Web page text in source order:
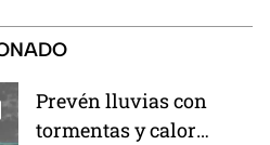
Prevén lluvias con
tormentas y calor